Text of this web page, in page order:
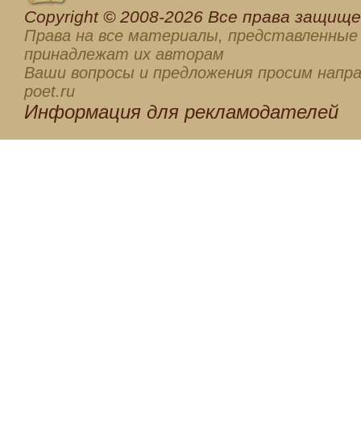
Сopyright © 2008-2026 Все права
Права на все материалы, представленные
принадлежат их авторам
Ваши вопросы и предложения просим
poet.ru
Информация для рекламодателей